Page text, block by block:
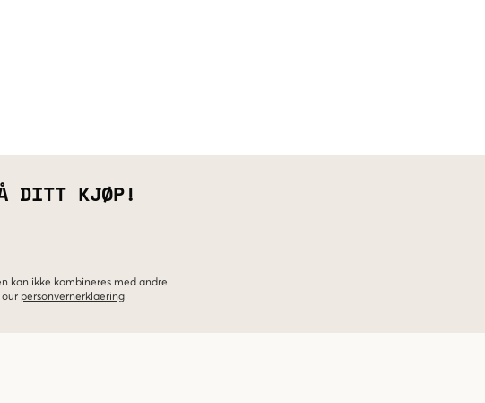
DITT KJØP!
kan ikke kombineres med andre
personvernerklaering